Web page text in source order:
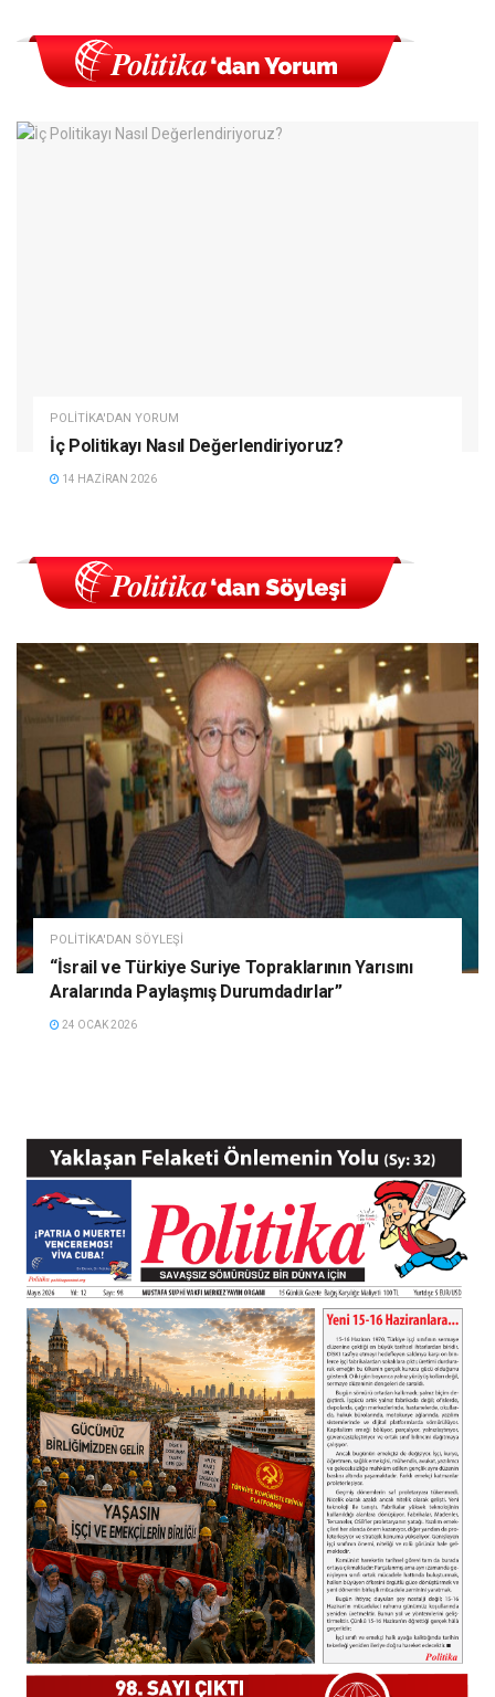
POLITIKA'DAN YORUM
İç Politikayı Nasıl Değerlendiriyoruz?
14 HAZIRAN 2026
POLITIKA'DAN SÖYLEŞI
“İsrail ve Türkiye Suriye Topraklarının Yarısını
Aralarında Paylaşmış Durumdadırlar”
24 OCAK 2026